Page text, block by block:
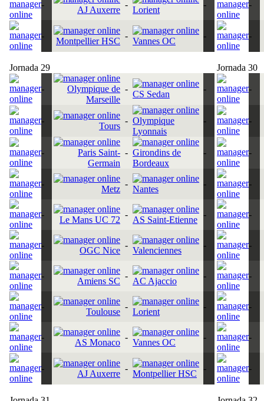
-
AJ Auxerre
-
Lorient
- -
-
Montpellier HSC
-
Vannes OC
- -
Jornada 29 Jornada 30
-
Olympique de
Marseille
-
CS Sedan
- -
-
Tours
- Olympique
Lyonnais
- -
-
Paris Saint-
Germain
- Girondins de
Bordeaux
- -
-
Metz
-
Nantes
- -
-
Le Mans UC 72
-
AS Saint-Etienne
- -
-
OGC Nice
-
Valenciennes
- -
-
Amiens SC
-
AC Ajaccio
- -
-
Toulouse
-
Lorient
- -
-
AS Monaco
-
Vannes OC
- -
-
AJ Auxerre
-
Montpellier HSC
- -